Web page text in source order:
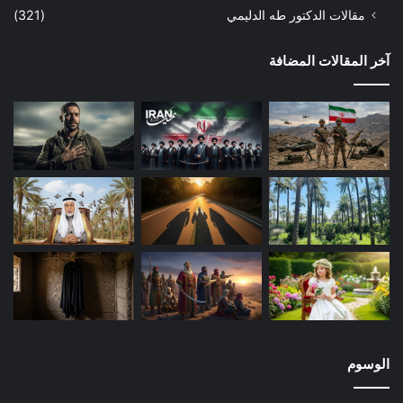
وفي هذا الإطار الوعظي نجد د. الصلابي يصدق أحلاماً ربما وضعت
ورويت لأهداف مقصودة، وهي توضع لكل عظيم حتى جنكيزخان.
فالعقلية الشعبية ترى في العظماء أنهم طراز خارق ليس من جنس
(ص26) يذكر أن الأمير عثمان كان على صلة متينة مع كبار العلماء
والفقهاء وكبار الصالحين، ومنهم المولى (إده بالي) القرماني، (كان
في أحد الأيام يبيت عنده، فرأى في المنام قمراً خرج من حضن الشيخ
ودخل حضنه، وعند ذلك نبتت شجرة عظيمة سدت أغصانها الآفاق،
وتحتها جبال عظيمة تتفجر منها الأنهار… فقص هذه الرؤيا على
الشيخ، فقال: لك البشرى، بما نلت من مرتبة السلطنة، وينتفع بك
وبأولادك المسلمون، وإني زوجت لك ابنتي هذه). وبدل أن يستطرد
الصلابي متمحلاً الأعذار لإثبات صحتها كان الأولى به أن يفهم مثل هذه
المرويات على أنها تتساوق مع المنهج الصوفي الذي كان الخط العام
لدى علماء الدولة منذ نشأتها. وربما كان من سماهم الصلابي بالعلماء
(ومن الموافقات التي تذكر أن وزير السلطان مراد الذي كان يحمل
مقالات الدكتور طه الدليمي
(321)
آخر المقالات المضافة
الوسوم